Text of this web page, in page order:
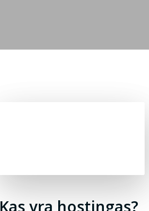
Kas yra hostingas?